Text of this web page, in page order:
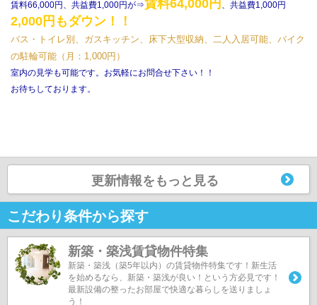
賃料66,000円、共益費1,000円が⇒賃料64,000円 、共益費1,000円
2,000円もダウン！！
バス・トイレ別、ガスキッチン、床下大型収納、二人入居可能、バイク
の駐輪可能（月：1,000円）
室内の見学も可能です。お気軽にお問合せ下さい！！
お待ちしております。
更新情報をもっと見る
こだわり条件から探す
新築・築浅賃貸物件特集
新築・築浅（築5年以内）の賃貸物件特集です！新生活
を始めるなら、新築・築浅が良い！という方必見です！
最新設備の整ったお部屋で快適な暮らしを送りましょ
う！